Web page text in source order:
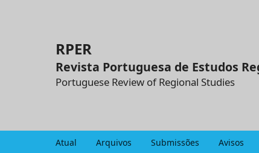
RPER
Revista Portuguesa de Estudos
Portuguese Review of Regional Studies
Atual Arquivos Submissões Avisos